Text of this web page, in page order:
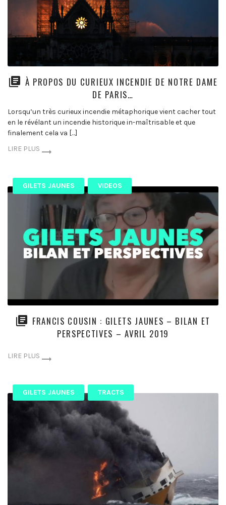
À PROPOS DU CURIEUX INCENDIE DE NOTRE DAME
DE PARIS…
Lorsqu’un très curieux incendie métaphorique vient cacher tout
en le révélant un incendie historique in-maîtrisable et que
finalement cela va […]
LIRE PLUS
GILETS JAUNES VIDEOS
FRANCIS COUSIN : GILETS JAUNES – BILAN ET
PERSPECTIVES – AVRIL 2019
LIRE PLUS
GILETS JAUNES TRACTS